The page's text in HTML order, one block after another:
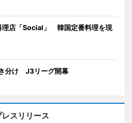
理店「Social」 韓国定番料理を現
分け J3リーグ開幕
レスリリース